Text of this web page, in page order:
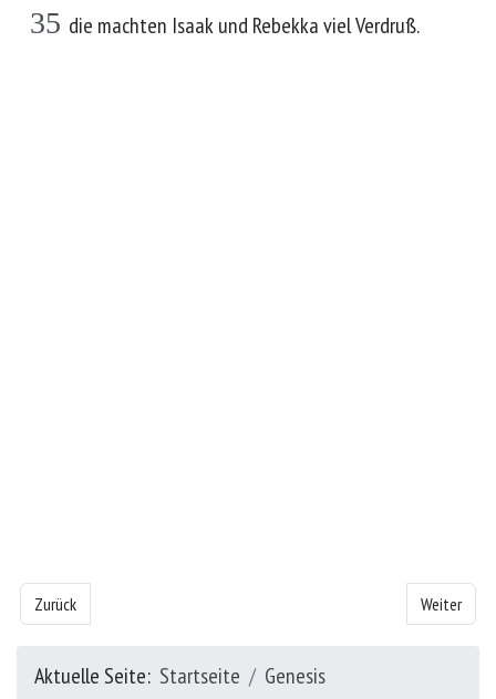
35 die machten Isaak und Rebekka viel Verdruß.
Vorheriger Beitrag: Das Buch Genesis - Kapitel 25
Zurück Nächster
Weiter
Aktuelle Seite: Startseite Genesis